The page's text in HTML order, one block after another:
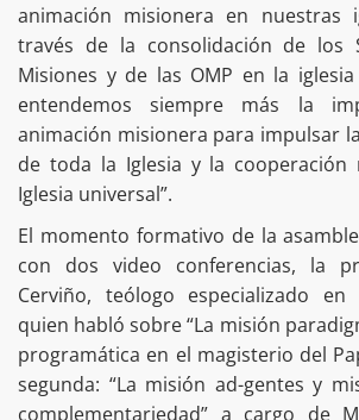
animación misionera en nuestras
través de la consolidación de los
Misiones y de las OMP en la
entendemos siempre más la
animación misionera para impulsar
de toda la Iglesia y la cooperación
Iglesia universal”.
El momento formativo de la
con dos video conferencias, la
Cerviño, teólogo especializado en
quien habló sobre “La misión
programática en el magisterio del
segunda: “La misión ad-gentes y
complementariedad” a cargo de